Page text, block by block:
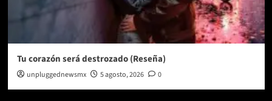
Tu corazón será destrozado (Reseña)
unpluggednewsmx 5 agosto, 2026 0